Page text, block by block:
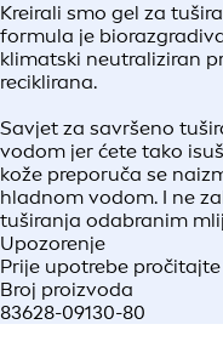
Kreirali smo gel za
formula je
klimatski neutraliziran
reciklirana.
Savjet za savršeno
vodom jer ćete tako
kože preporuča se
hladnom vodom. I ne
tuširanja odabranim
Upozorenje
Prije upotrebe
Broj proizvoda
83628-09130-80